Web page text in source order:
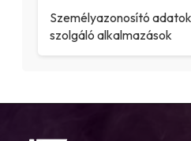
Személyazonosító
szolgáló alkalmazások